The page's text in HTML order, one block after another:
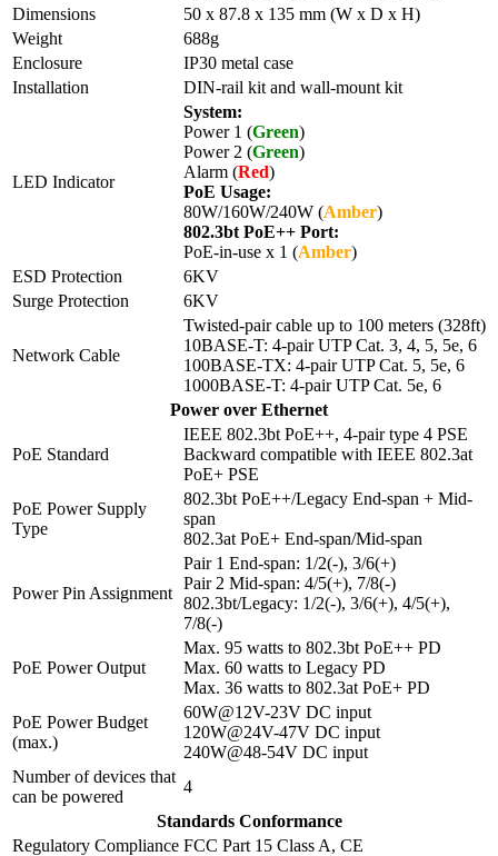
Dimensions
50 x 87.8 x 135 mm (W x D x H)
Weight
688g
Enclosure
IP30 metal case
Installation
DIN-rail kit and wall-mount kit
LED Indicator
System:
Power 1 (Green)
Power 2 (Green)
Alarm (Red)
PoE Usage:
80W/160W/240W (Amber)
802.3bt PoE++ Port:
PoE-in-use x 1 (Amber)
ESD Protection
6KV
Surge Protection
6KV
Network Cable
Twisted-pair cable up to 100 meters (328ft)
10BASE-T: 4-pair UTP Cat. 3, 4, 5, 5e, 6
100BASE-TX: 4-pair UTP Cat. 5, 5e, 6
1000BASE-T: 4-pair UTP Cat. 5e, 6
Power over Ethernet
PoE Standard
IEEE 802.3bt PoE++, 4-pair type 4 PSE
Backward compatible with IEEE 802.3at
PoE+ PSE
PoE Power Supply
Type
802.3bt PoE++/Legacy End-span + Mid-
span
802.3at PoE+ End-span/Mid-span
Power Pin Assignment
Pair 1 End-span: 1/2(-), 3/6(+)
Pair 2 Mid-span: 4/5(+), 7/8(-)
802.3bt/Legacy: 1/2(-), 3/6(+), 4/5(+),
7/8(-)
PoE Power Output
Max. 95 watts to 802.3bt PoE++ PD
Max. 60 watts to Legacy PD
Max. 36 watts to 802.3at PoE+ PD
PoE Power Budget
(max.)
60W@12V-23V DC input
120W@24V-47V DC input
240W@48-54V DC input
Number of devices that
can be powered
4
Standards Conformance
Regulatory Compliance FCC Part 15 Class A, CE